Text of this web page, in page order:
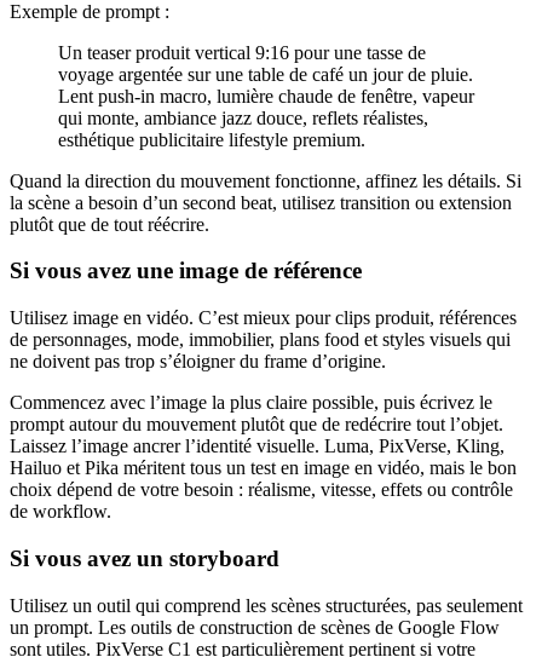
Exemple de prompt :
Un teaser produit vertical 9:16 pour une tasse de
voyage argentée sur une table de café un jour de pluie.
Lent push-in macro, lumière chaude de fenêtre, vapeur
qui monte, ambiance jazz douce, reflets réalistes,
esthétique publicitaire lifestyle premium.
Quand la direction du mouvement fonctionne, affinez les détails. Si
la scène a besoin d’un second beat, utilisez transition ou extension
plutôt que de tout réécrire.
Si vous avez une image de référence
Utilisez image en vidéo. C’est mieux pour clips produit, références
de personnages, mode, immobilier, plans food et styles visuels qui
ne doivent pas trop s’éloigner du frame d’origine.
Commencez avec l’image la plus claire possible, puis écrivez le
prompt autour du mouvement plutôt que de redécrire tout l’objet.
Laissez l’image ancrer l’identité visuelle. Luma, PixVerse, Kling,
Hailuo et Pika méritent tous un test en image en vidéo, mais le bon
choix dépend de votre besoin : réalisme, vitesse, effets ou contrôle
de workflow.
Si vous avez un storyboard
Utilisez un outil qui comprend les scènes structurées, pas seulement
un prompt. Les outils de construction de scènes de Google Flow
sont utiles. PixVerse C1 est particulièrement pertinent si votre